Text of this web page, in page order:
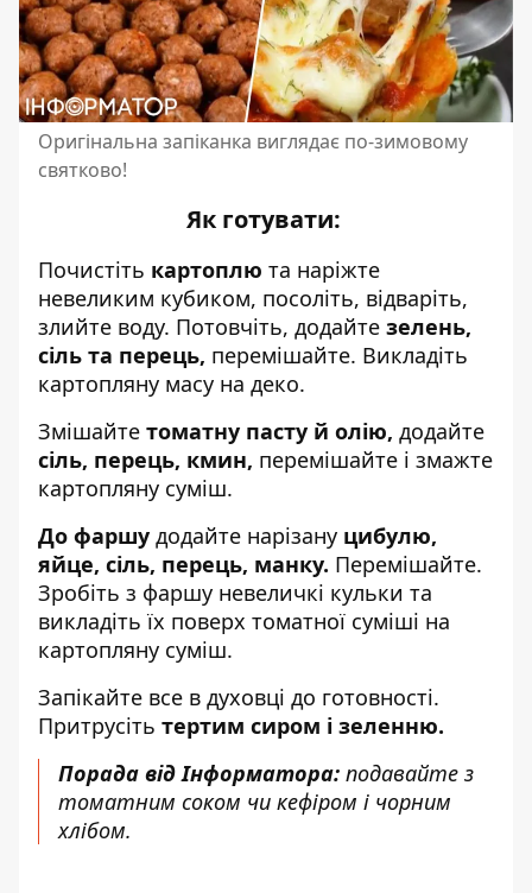
Оригінальна запіканка виглядає по-зимовому
святково!
Як готувати:
Почистіть картоплю та наріжте
невеликим кубиком, посоліть, відваріть,
злийте воду. Потовчіть, додайте зелень,
сіль та перець, перемішайте. Викладіть
картопляну масу на деко.
Змішайте томатну пасту й олію, додайте
сіль, перець, кмин, перемішайте і змажте
картопляну суміш.
До фаршу додайте нарізану цибулю,
яйце, сіль, перець, манку. Перемішайте.
Зробіть з фаршу невеличкі кульки та
викладіть їх поверх томатної суміші на
картопляну суміш.
Запікайте все в духовці до готовності.
Притрусіть тертим сиром і зеленню.
Порада від Інформатора: подавайте з
томатним соком чи кефіром і чорним
хлібом.